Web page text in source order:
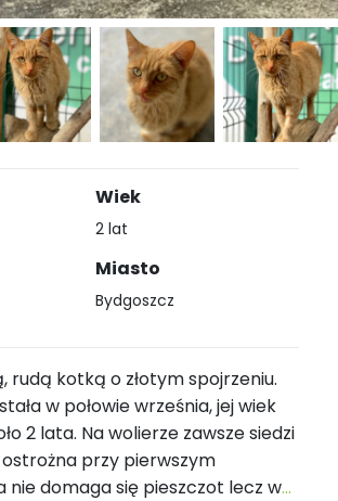
Wiek
2 lat
Miasto
Bydgoszcz
rudą kotką o złotym spojrzeniu.
w połowie września, jej wiek
2 lata. Na wolierze zawsze siedzi
przy pierwszym
nie domaga się pieszczot lecz w...